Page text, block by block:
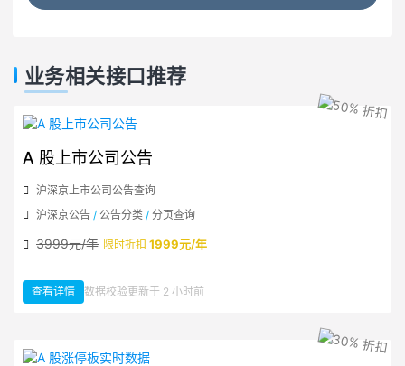
业务相关接口推荐
A 股上市公司公告
沪深京上市公司公告查询
沪深京公告 / 公告分类 / 分页查询
3999元/年 限时折扣 1999元/年
查看详情：A 股上市公司公告
数据校验更新于 2 小时前